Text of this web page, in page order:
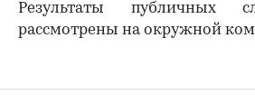
Результаты публичных
рассмотрены на окружной